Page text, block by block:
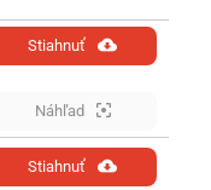
Stiahnuť
Náhľad
Stiahnuť